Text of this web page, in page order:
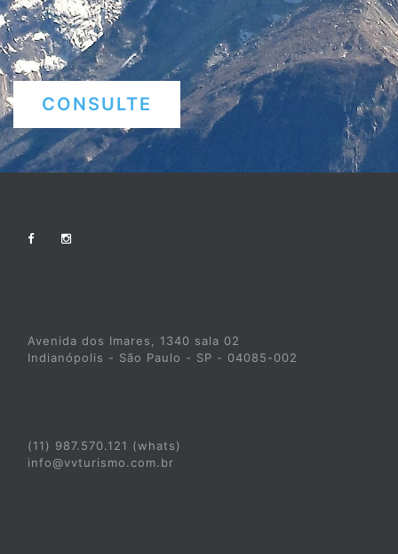
CONSULTE
Avenida dos Imares, 1340 sala 02
Indianópolis - São Paulo - SP - 04085-002
(11) 987.570.121 (whats)
info@vvturismo.com.br